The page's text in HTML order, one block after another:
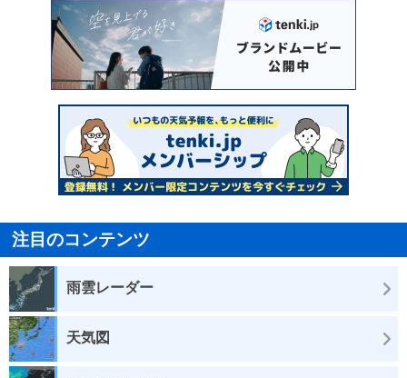
注目のコンテンツ
雨雲レーダー
天気図